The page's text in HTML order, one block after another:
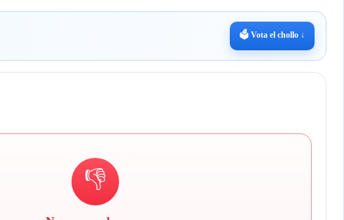
🗳️ Vota el chollo ↓
👎